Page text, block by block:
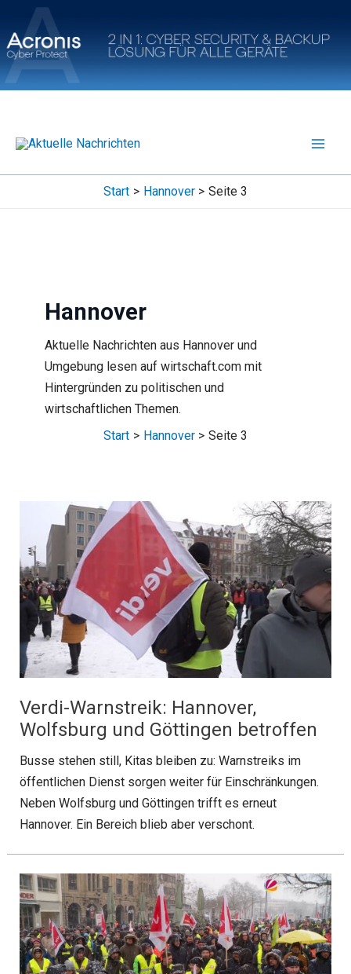
Inhalt
springen
Start Hannover Seite 3
Hannover
Aktuelle Nachrichten aus Hannover und
Umgebung lesen auf wirtschaft.com mit
Hintergründen zu politischen und
wirtschaftlichen Themen.
Start
Hannover Seite 3
Verdi-Warnstreik: Hannover,
Wolfsburg und Göttingen betroffen
Busse stehen still, Kitas bleiben zu: Warnstreiks im
öffentlichen Dienst sorgen weiter für Einschränkungen.
Neben Wolfsburg und Göttingen trifft es erneut
Hannover. Ein Bereich blieb aber verschont.